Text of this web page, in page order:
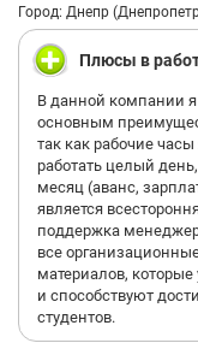
Город: Днепр
Плюсы в
В данной компании
основным
так как рабочие
работать целый
месяц (аванс,
является
поддержка
все
материалов,
и способствуют
студентов.